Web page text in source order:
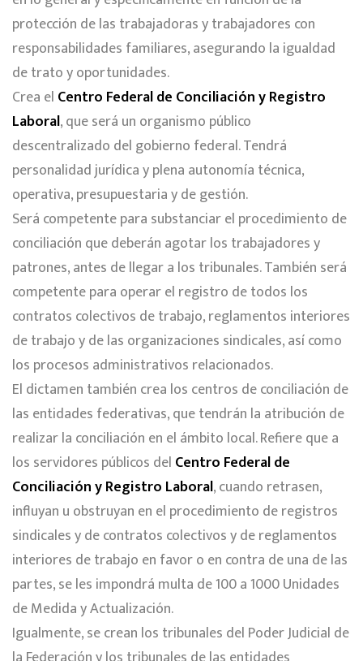
protección de las trabajadoras y trabajadores con
responsabilidades familiares, asegurando la igualdad
de trato y oportunidades.
Crea el Centro Federal de Conciliación y Registro
Laboral, que será un organismo público
descentralizado del gobierno federal. Tendrá
personalidad jurídica y plena autonomía técnica,
operativa, presupuestaria y de gestión.
Será competente para substanciar el procedimiento de
conciliación que deberán agotar los trabajadores y
patrones, antes de llegar a los tribunales. También será
competente para operar el registro de todos los
contratos colectivos de trabajo, reglamentos interiores
de trabajo y de las organizaciones sindicales, así como
los procesos administrativos relacionados.
El dictamen también crea los centros de conciliación de
las entidades federativas, que tendrán la atribución de
realizar la conciliación en el ámbito local. Refiere que a
los servidores públicos del Centro Federal de
Conciliación y Registro Laboral, cuando retrasen,
influyan u obstruyan en el procedimiento de registros
sindicales y de contratos colectivos y de reglamentos
interiores de trabajo en favor o en contra de una de las
partes, se les impondrá multa de 100 a 1000 Unidades
de Medida y Actualización.
Igualmente, se crean los tribunales del Poder Judicial de